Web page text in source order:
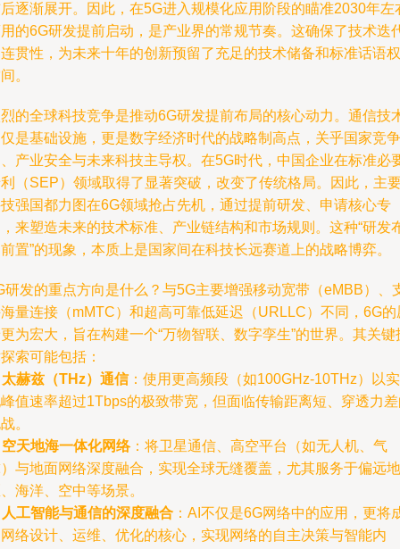
逐渐展开。因此，在5G进入规模化应用阶段的瞄准2030年左
的6G研发提前启动，是产业界的常规节奏。这确保了技术迭
贯性，为未来十年的创新预留了充足的技术储备和标准话语权
。
的全球科技竞争是推动6G研发提前布局的核心动力。通信技
是基础设施，更是数字经济时代的战略制高点，关乎国家竞争
产业安全与未来科技主导权。在5G时代，中国企业在标准必
（SEP）领域取得了显著突破，改变了传统格局。因此，主
强国都力图在6G领域抢占先机，通过提前研发、申请核心专
来塑造未来的技术标准、产业链结构和市场规则。这种“研发
置”的现象，本质上是国家间在科技长远赛道上的战略博弈。
研发的重点方向是什么？与5G主要增强移动宽带（eMBB）、
量连接（mMTC）和超高可靠低延迟（URLLC）不同，6G的
为宏大，旨在构建一个“万物智联、数字孪生”的世界。其关键
索可能包括：
太赫兹（THz）通信：使用更高频段（如100GHz-10THz）以实
值速率超过1Tbps的极致带宽，但面临传输距离短、穿透力
。
空天地海一体化网络：将卫星通信、高空平台（如无人机、气
与地面网络深度融合，实现全球无缝覆盖，尤其服务于偏远地
海洋、空中等场景。
人工智能与通信的深度融合 ：AI不仅是6G网络中的应用，更将
络设计、运维、优化的核心，实现网络的自主决策与智能内